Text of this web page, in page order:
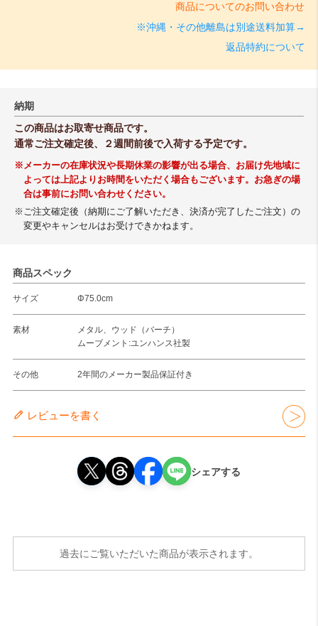
商品についてのお問い合わせ
※沖縄・その他離島は別途送料加算→
返品特約について
納期
この商品はお取寄せ商品です。
通常ご注文確定後、２週間前後で入荷する予定です。
※メーカーの在庫状況や長期休業の影響が出る場合、お届け先地域に
よっては上記よりお時間をいただく場合もございます。お急ぎの場
合は事前にお問い合わせください。
※ご注文確定後（納期にご了解いただき、決済が完了したご注文）の
変更やキャンセルはお受けできかねます。
商品スペック
サイズ Φ75.0cm
素材
メタル、ウッド（バーチ）
ムーブメント:ユンハンス社製
その他 2年間のメーカー製品保証付き
レビューを書く
シェアする
過去にご覧いただいた商品が表示されます。